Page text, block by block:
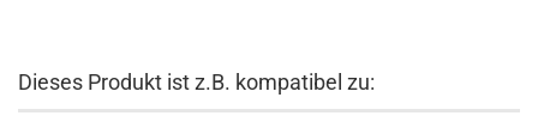
Dieses Produkt ist z.B. kompatibel zu: